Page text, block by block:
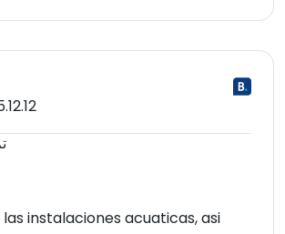
instalaciones acuaticas, asi